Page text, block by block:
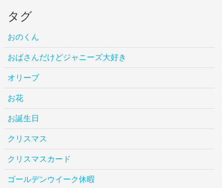
タグ
おのくん
おばさんだけどジャニーズ大好き
オリーブ
お花
お誕生日
クリスマス
クリスマスカード
ゴールデンウイーク休暇